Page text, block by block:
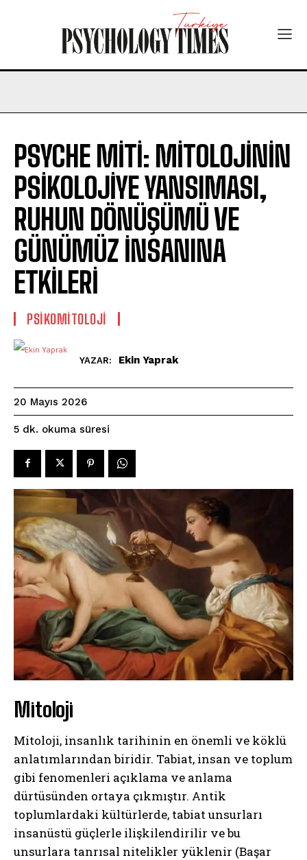
PSYCHE MİTİ: MİTOLOJİNİN
PSİKOLOJİYE YANSIMASI,
RUHUN DÖNÜŞÜMÜ VE
GÜNÜMÜZ İNSANINA
ETKİLERİ
PSIKOMITOLOJI
YAZAR: Ekin Yaprak
20 Mayıs 2026
5 dk. okuma süresi
Mitoloji
Mitoloji, insanlık tarihinin en önemli ve köklü
anlatımlarından biridir. Tabiat, insan ve toplum
gibi fenomenleri açıklama ve anlama
dürtüsünden ortaya çıkmıştır. Antik
toplumlardaki kültürlerde, tabiat unsurları
insanüstü güçlerle ilişkilendirilir ve bu
unsurlara tanrısal nitelikler yüklenir (Başar